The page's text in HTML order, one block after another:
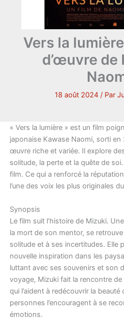
Vers la
d’œuvre de
18 août 2024 / Par
« Vers la lumière » est un film
japonaise Kawase Naomi, sorti en
œuvre riche et variée. Il explore
solitude, la perte et la quête de
film. Ce qui a renforcé la
l’une des voix les plus originales
Synopsis
Le film suit l’histoire de Mizuki.
la mort de son mentor, se
solitude et à ses incertitudes. Elle
nouvelle inspiration dans les
luttant avec ses souvenirs et son
voyage, Mizuki fait la rencontre
qui l’aident à redécouvrir la beauté
personnes l’encouragent à se
émotions.